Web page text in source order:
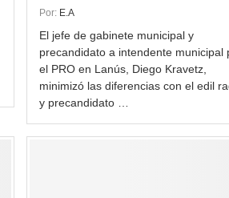
Por: E.A
El jefe de gabinete municipal y
precandidato a intendente municipal
el PRO en Lanús, Diego Kravetz,
minimizó las diferencias con el edil
y precandidato …